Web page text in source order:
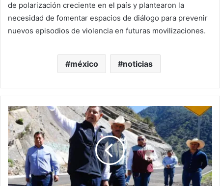
de polarización creciente en el país y plantearon la
necesidad de fomentar espacios de diálogo para prevenir
nuevos episodios de violencia en futuras movilizaciones.
méxico noticias